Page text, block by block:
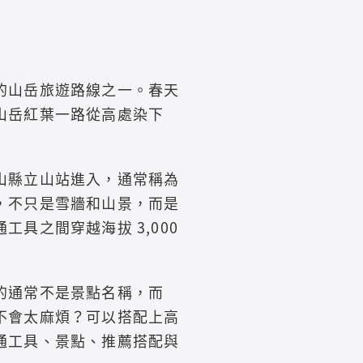
岳旅遊路線之一。春天
紅葉一路從高處染下
立山站進入，通常稱為
只是雪牆和山景，而是
工具之間穿越海拔 3,000
常不是景點名稱，而
太麻煩？可以搭配上高
具、景點、推薦搭配與